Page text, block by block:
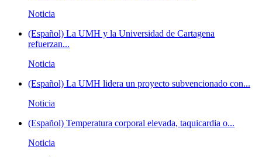
Noticia
(Español) La UMH y la Universidad de Cartagena
refuerzan...
Noticia
(Español) La UMH lidera un proyecto subvencionado con...
Noticia
(Español) Temperatura corporal elevada, taquicardia o...
Noticia